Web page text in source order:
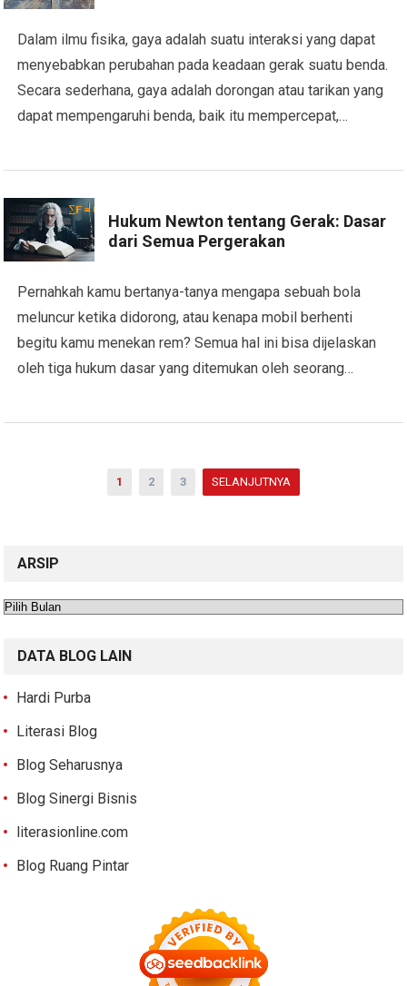
Dalam ilmu fisika, gaya adalah suatu interaksi yang dapat
menyebabkan perubahan pada keadaan gerak suatu benda.
Secara sederhana, gaya adalah dorongan atau tarikan yang
dapat mempengaruhi benda, baik itu mempercepat,…
Hukum Newton tentang Gerak: Dasar
dari Semua Pergerakan
Pernahkah kamu bertanya-tanya mengapa sebuah bola
meluncur ketika didorong, atau kenapa mobil berhenti
begitu kamu menekan rem? Semua hal ini bisa dijelaskan
oleh tiga hukum dasar yang ditemukan oleh seorang…
1 2 3 SELANJUTNYA
ARSIP
Arsip
DATA BLOG LAIN
Hardi Purba
Literasi Blog
Blog Seharusnya
Blog Sinergi Bisnis
literasionline.com
Blog Ruang Pintar